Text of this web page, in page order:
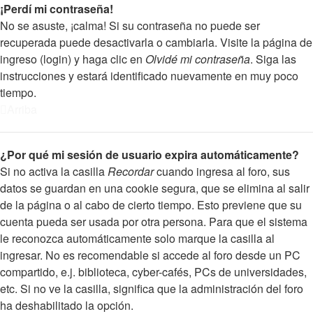
¡Perdí mi contraseña!
No se asuste, ¡calma! Si su contraseña no puede ser
recuperada puede desactivarla o cambiarla. Visite la página de
ingreso (login) y haga clic en Olvidé mi contraseña. Siga las
instrucciones y estará identificado nuevamente en muy poco
tiempo.
¿Por qué mi sesión de usuario expira automáticamente?
Si no activa la casillaRecordarcuando ingresa al foro, sus
datos se guardan en una cookie segura, que se elimina al salir
de la página o al cabo de cierto tiempo. Esto previene que su
cuenta pueda ser usada por otra persona. Para que el sistema
le reconozca automáticamente solo marque la casilla al
ingresar. No es recomendable si accede al foro desde un PC
compartido, e.j. biblioteca, cyber-cafés, PCs de universidades,
etc. Si no ve la casilla, significa que la administración del foro
ha deshabilitado la opción.